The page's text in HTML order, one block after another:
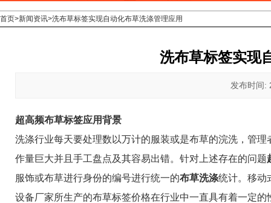
首页>新闻资讯>洗布草标签实现自动化布草洗涤管理应用
洗布草标签实现
发布时间:
超高频布草标签应用背景
洗涤行业每天要处理数以万计的服装或是布草的浣洗，管
作量巨大并且手工盘点及其容易出错。针对上述存在的问题
服饰或布草进行身份的编号进行统一的布草洗涤统计。移动
设备厂家所生产的布草标签价格在行业中一直具有着一定